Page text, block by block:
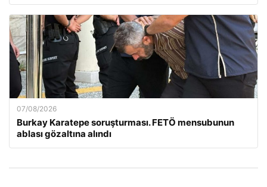
07/08/2026
Burkay Karatepe soruşturması. FETÖ mensubunun
ablası gözaltına alındı